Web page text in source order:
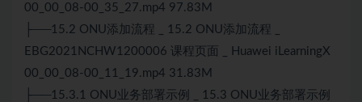
00_00_08-00_35_27.mp4 97.83M
├──15.2 ONU添加流程 _ 15.2 ONU添加流程 _
EBG2021NCHW1200006 课程页面 _ Huawei iLearningX
00_00_08-00_11_19.mp4 31.83M
├──15.3.1 ONU业务部署示例 _ 15.3 ONU业务部署示例